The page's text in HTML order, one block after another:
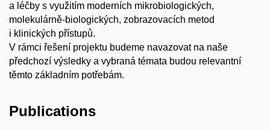
a léčby s využitím moderních mikrobiologických,
molekulárně-biologických, zobrazovacích metod
i klinických přístupů.
V rámci řešení projektu budeme navazovat na naše
předchozí výsledky a vybraná témata budou relevantní
těmto základním potřebám.
Publications